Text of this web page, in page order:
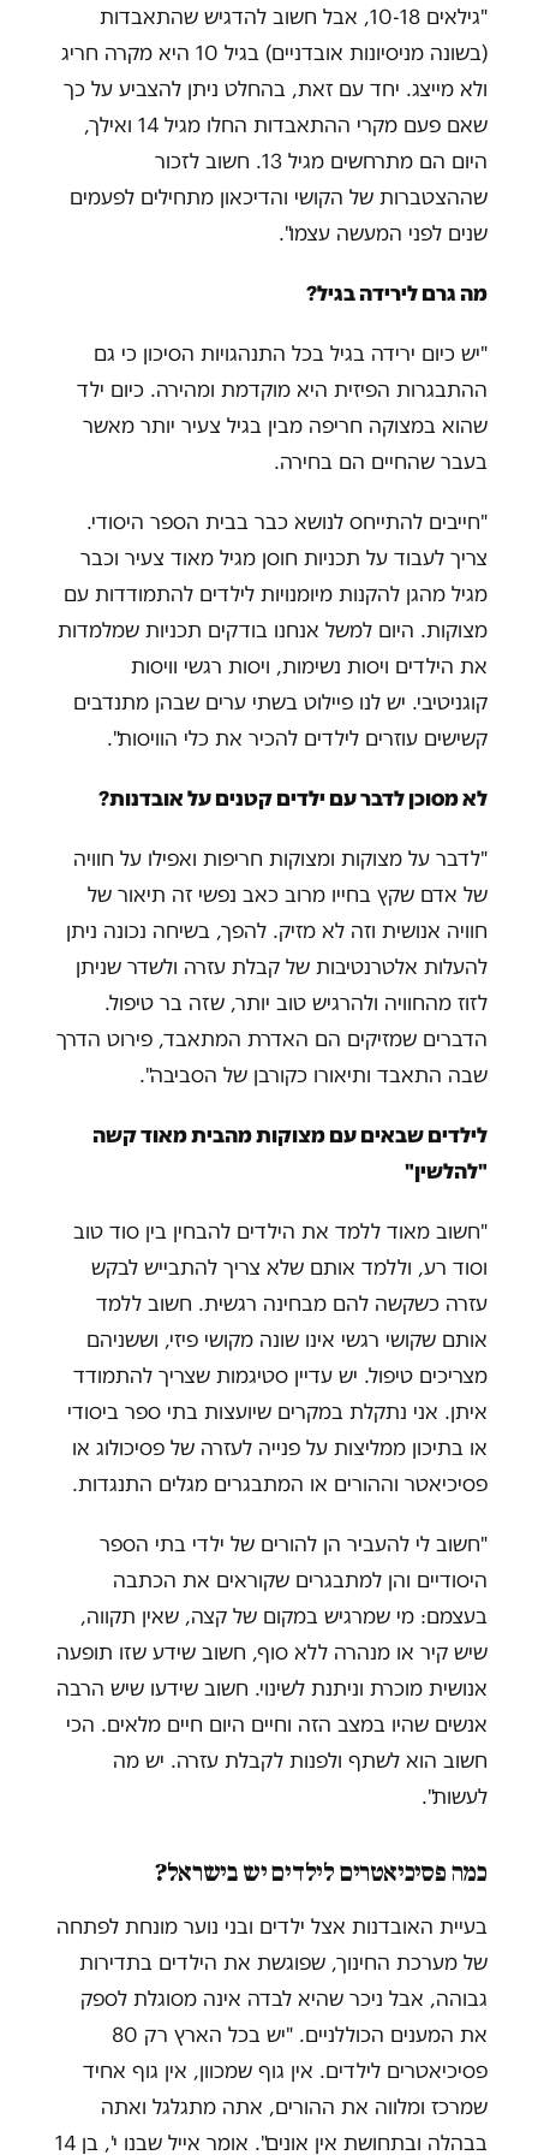
"גילאים 10-18, אבל חשוב להדגיש שהתאבדות
(בשונה מניסיונות אובדניים) בגיל 10 היא מקרה חריג
ולא מייצג. יחד עם זאת, בהחלט ניתן להצביע על כך
שאם פעם מקרי ההתאבדות החלו מגיל 14 ואילך,
היום הם מתרחשים מגיל 13. חשוב לזכור
שההצטברות של הקושי והדיכאון מתחילים לפעמים
שנים לפני המעשה עצמו".
מה גרם לירידה בגיל?
"יש כיום ירידה בגיל בכל התנהגויות הסיכון כי גם
ההתבגרות הפיזית היא מוקדמת ומהירה. כיום ילד
שהוא במצוקה חריפה מבין בגיל צעיר יותר מאשר
בעבר שהחיים הם בחירה.
"חייבים להתייחס לנושא כבר בבית הספר היסודי.
צריך לעבוד על תכניות חוסן מגיל מאוד צעיר וכבר
מגיל מהגן להקנות מיומנויות לילדים להתמודדות עם
מצוקות. היום למשל אנחנו בודקים תכניות שמלמדות
את הילדים ויסות נשימות, ויסות רגשי וויסות
קוגניטיבי. יש לנו פיילוט בשתי ערים שבהן מתנדבים
קשישים עוזרים לילדים להכיר את כלי הוויסות".
לא מסוכן לדבר עם ילדים קטנים על אובדנות?
"לדבר על מצוקות ומצוקות חריפות ואפילו על חוויה
של אדם שקץ בחייו מרוב כאב נפשי זה תיאור של
חוויה אנושית וזה לא מזיק. להפך, בשיחה נכונה ניתן
להעלות אלטרנטיבות של קבלת עזרה ולשדר שניתן
לזוז מהחוויה ולהרגיש טוב יותר, שזה בר טיפול.
הדברים שמזיקים הם האדרת המתאבד, פירוט הדרך
שבה התאבד ותיאורו כקורבן של הסביבה".
לילדים שבאים עם מצוקות מהבית מאוד קשה
"להלשין"
"חשוב מאוד ללמד את הילדים להבחין בין סוד טוב
וסוד רע, וללמד אותם שלא צריך להתבייש לבקש
עזרה כשקשה להם מבחינה רגשית. חשוב ללמד
אותם שקושי רגשי אינו שונה מקושי פיזי, וששניהם
מצריכים טיפול. יש עדיין סטיגמות שצריך להתמודד
איתן. אני נתקלת במקרים שיועצות בתי ספר ביסודי
או בתיכון ממליצות על פנייה לעזרה של פסיכולוג או
פסיכיאטר וההורים או המתבגרים מגלים התנגדות.
"חשוב לי להעביר הן להורים של ילדי בתי הספר
היסודיים והן למתבגרים שקוראים את הכתבה
בעצמם: מי שמרגיש במקום של קצה, שאין תקווה,
שיש קיר או מנהרה ללא סוף, חשוב שידע שזו תופעה
אנושית מוכרת וניתנת לשינוי. חשוב שידעו שיש הרבה
אנשים שהיו במצב הזה וחיים היום חיים מלאים. הכי
חשוב הוא לשתף ולפנות לקבלת עזרה. יש מה
לעשות".
כמה פסיכיאטרים לילדים יש בישראל?
בעיית האובדנות אצל ילדים ובני נוער מונחת לפתחה
של מערכת החינוך, שפוגשת את הילדים בתדירות
גבוהה, אבל ניכר שהיא לבדה אינה מסוגלת לספק
את המענים הכוללניים. "יש בכל הארץ רק 80
פסיכיאטרים לילדים. אין גוף שמכוון, אין גוף אחיד
שמרכז ומלווה את ההורים, אתה מתגלגל ואתה
בבהלה ובתחושת אין אונים". אומר אייל שבנו י', בן 14